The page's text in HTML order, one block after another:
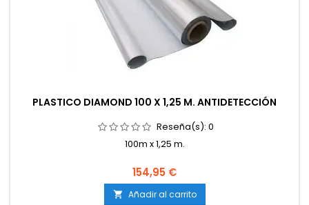
PLASTICO DIAMOND 100 X 1,25 M. ANTIDETECCIÓN
Reseña(s): 0
100m x 1,25 m.
154,95 €
 Añadir al carrito